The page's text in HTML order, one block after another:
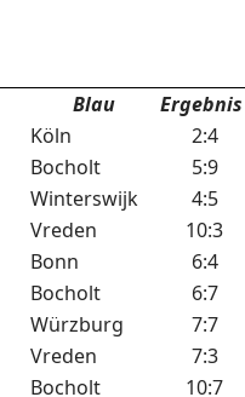
Blau
Ergebnis
Köln
2:4
Bocholt
5:9
Winterswijk
4:5
Vreden
10:3
Bonn
6:4
Bocholt
6:7
Würzburg
7:7
Vreden
7:3
Bocholt
10:7